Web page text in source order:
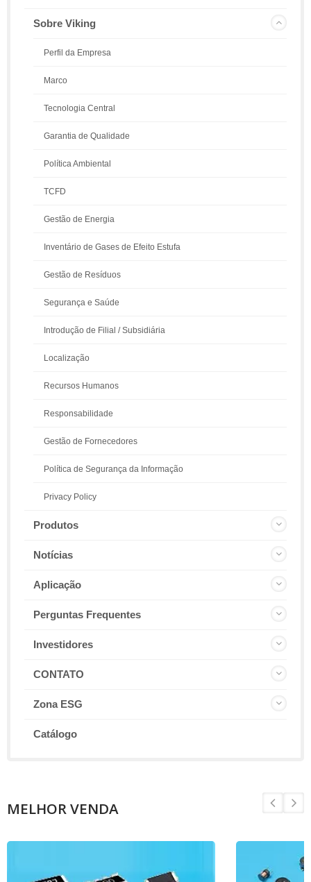
Sobre Viking
Perfil da Empresa
Marco
Tecnologia Central
Garantia de Qualidade
Política Ambiental
TCFD
Gestão de Energia
Inventário de Gases de Efeito Estufa
Gestão de Resíduos
Segurança e Saúde
Introdução de Filial / Subsidiária
Localização
Recursos Humanos
Responsabilidade
Gestão de Fornecedores
Política de Segurança da Informação
Privacy Policy
Produtos
Notícias
Aplicação
Perguntas Frequentes
Investidores
CONTATO
Zona ESG
Catálogo
MELHOR VENDA